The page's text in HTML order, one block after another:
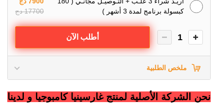
كبسولة برنامج لمدة 3 أشهر )
17700 دج
1 أطلب الآن
ملخص الطلبية
نحن الشركة الأصلية لمنتج غارسينيا كامبوجيا و لدينا